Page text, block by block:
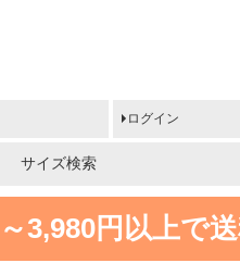
ログイン
サイズ検索
3,980円以上で送